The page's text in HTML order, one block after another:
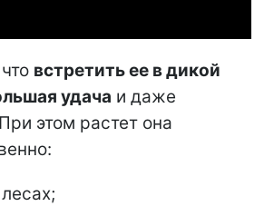
встретить ее в дикой
удача и даже
этом растет она